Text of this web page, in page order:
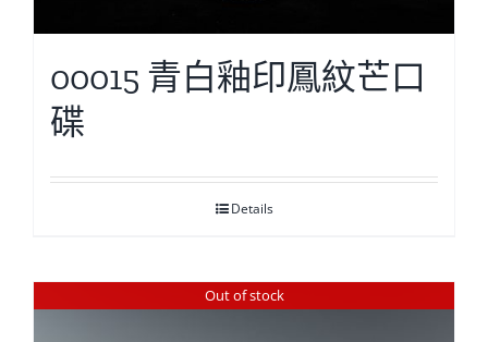
00015 青白釉印鳳紋芒口
碟
Details
Out of stock